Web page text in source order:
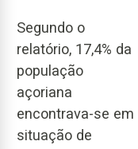
Segundo o
relatório, 17,4% da
população
açoriana
encontrava-se em
situação de